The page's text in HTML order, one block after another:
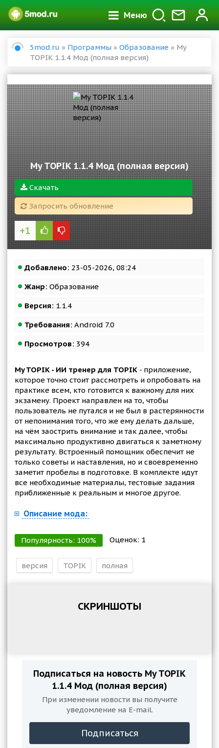
Меню
5mod.ru » Программы » Образование » My
TOPIK 1.1.4 Мод (полная версия)
My TOPIK 1.1.4 Мод (полная версия)
Скачать
Запросить обновление
+1
Добавлено: 23-05-2026, 08:24
Жанр: Образование
Версия: 1.1.4
Требования: Android 7.0
Просмотров: 394
My TOPIK - ИИ тренер для TOPIK - приложение,
которое точно стоит рассмотреть и опробовать на
практике всем, кто готовится к важному для них
экзамену. Проект направлен на то, чтобы
пользователь не путался и не был в растерянности
от непонимания того, что же ему делать дальше,
на чём заострить внимание и так далее, чтобы
максимально продуктивно двигаться к заметному
результату. Встроенный помощник обеспечит не
только советы и наставления, но и своевременно
заметит пробелы в подготовке. В комплекте идут
все необходимые материалы, тестовые задания
приближенные к реальным и многое другое.
Описание мода:
Популярность: 100% Оценок: 1
версия TOPIK полная
СКРИНШОТЫ
Подписаться на новость My TOPIK
1.1.4 Мод (полная версия)
При изменении новости вы получите
уведомление на E-mail.
Подписаться